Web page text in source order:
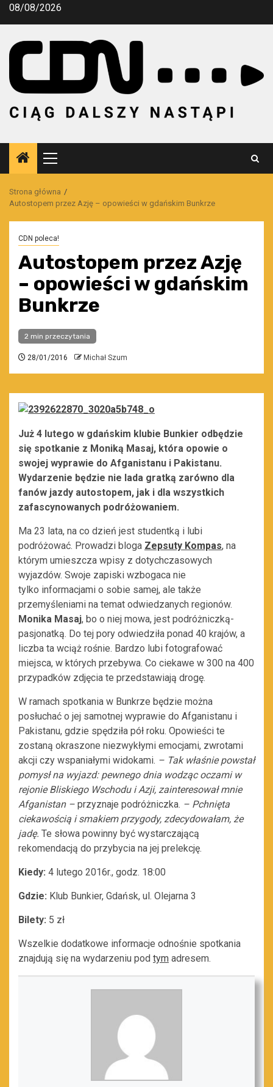
Przejdź
08/08/2026
Menu
główne
Strona główna
Autostopem przez Azję – opowieści w gdańskim Bunkrze
CDN poleca!
Autostopem przez Azję
– opowieści w gdańskim
Bunkrze
2 min przeczytania
28/01/2016 Michał Szum
Już 4 lutego w gdańskim klubie Bunkier odbędzie
się spotkanie z Moniką Masaj, która opowie o
swojej wyprawie do Afganistanu i Pakistanu.
Wydarzenie będzie nie lada gratką zarówno dla
fanów jazdy autostopem, jak i dla wszystkich
zafascynowanych podróżowaniem.
Ma 23 lata, na co dzień jest studentką i lubi
podróżować. Prowadzi bloga Zepsuty Kompas, na
którym umieszcza wpisy z dotychczasowych
wyjazdów. Swoje zapiski wzbogaca nie
tylko informacjami o sobie samej, ale także
przemyśleniami na temat odwiedzanych regionów.
Monika Masaj, bo o niej mowa, jest podróżniczką-
pasjonatką. Do tej pory odwiedziła ponad 40 krajów, a
liczba ta wciąż rośnie. Bardzo lubi fotografować
miejsca, w których przebywa. Co ciekawe w 300 na 400
przypadków zdjęcia te przedstawiają drogę.
W ramach spotkania w Bunkrze będzie można
posłuchać o jej samotnej wyprawie do Afganistanu i
Pakistanu, gdzie spędziła pół roku. Opowieści te
zostaną okraszone niezwykłymi emocjami, zwrotami
akcji czy wspaniałymi widokami. – Tak właśnie powstał
pomysł na wyjazd: pewnego dnia wodząc oczami w
rejonie Bliskiego Wschodu i Azji, zainteresował mnie
Afganistan – przyznaje podróżniczka. – Pchnięta
ciekawością i smakiem przygody, zdecydowałam, że
jadę. Te słowa powinny być wystarczającą
rekomendacją do przybycia na jej prelekcję.
Kiedy: 4 lutego 2016r., godz. 18:00
Gdzie: Klub Bunkier, Gdańsk, ul. Olejarna 3
Bilety: 5 zł
Wszelkie dodatkowe informacje odnośnie spotkania
znajdują się na wydarzeniu pod tym adresem.